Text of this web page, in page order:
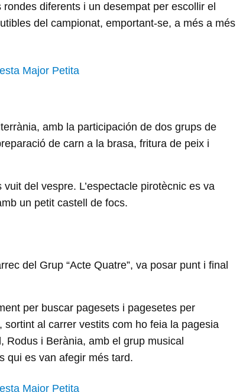
diferents i un desempat per escollir el
del campionat, emportant-se, a més a més
amb la participación de dos grups de
de carn a la brasa, fritura de peix i
del vespre. L’espectacle pirotècnic es va
un petit castell de focs.
del Grup “Acte Quatre”, va posar punt i final
per buscar pagesets i pagesetes per
sortint al carrer vestits com ho feia la pagesia
i Berània, amb el grup musical
qui es van afegir més tard.